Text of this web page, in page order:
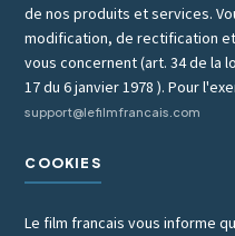
de nos produits et services.
modification, de rectification
vous concernent (art. 34 de la
17 du 6 janvier 1978 ). Pour
support@lefilmfrancais.com
COOKIES
Le film francais vous informe